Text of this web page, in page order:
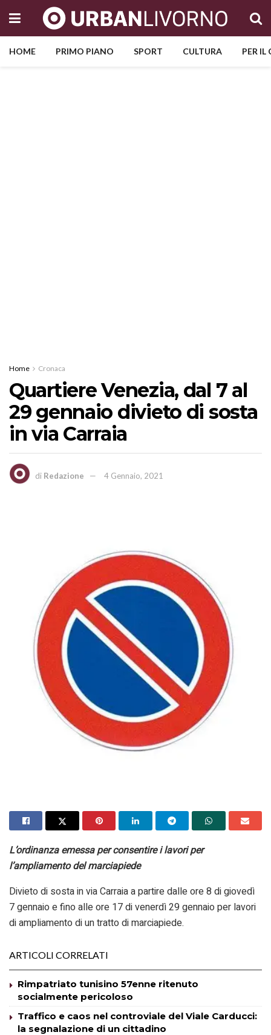
HOME PRIMO PIANO SPORT CULTURA PER
Home Cronaca
Quartiere Venezia, dal 7 al
29 gennaio divieto di sosta
in via Carraia
di Redazione 4 Gennaio, 2021
L’ordinanza emessa per consentire i lavori per
l’ampliamento del marciapiede
Divieto di sosta in via Carraia a partire dalle ore 8 di giovedì
7 gennaio e fino alle ore 17 di venerdì 29 gennaio per lavori
di ampliamento di un tratto di marciapiede.
ARTICOLI CORRELATI
Rimpatriato tunisino 57enne ritenuto
socialmente pericoloso
Traffico e caos nel controviale del Viale Carducci:
la segnalazione di un cittadino